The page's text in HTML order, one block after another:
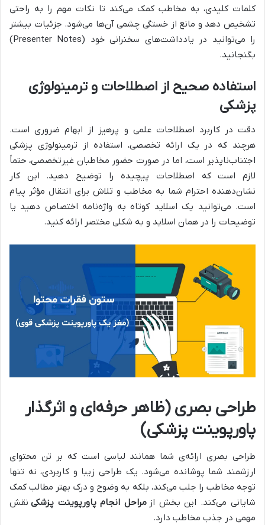
کلمات کلیدی، به مخاطب کمک می‌کند تا نکات مهم را به راحتی
تشخیص دهد و مانع از خستگی چشمی آن‌ها می‌شود. جزئیات بیشتر
را می‌توانید در یادداشت‌های سخنرانی خود (Presenter Notes)
بگنجانید.
استفاده صحیح از اصطلاحات و ترمینولوژی
پزشکی
دقت در کاربرد اصطلاحات علمی و پرهیز از ابهام ضروری است.
هرچند که در یک ارائه تخصصی، استفاده از ترمینولوژی پزشکی
اجتناب‌ناپذیر است، اما در صورت حضور مخاطبان غیرتخصصی، حتماً
لازم است که اصطلاحات پیچیده را توضیح دهید. این کار
نشان‌دهنده احترام شما به مخاطب و تلاش برای انتقال مؤثر پیام
است. می‌توانید یک اسلاید کوتاه به واژه‌نامه اختصاص دهید یا
توضیحات را در همان اسلاید و به شکلی مختصر ارائه کنید.
طراحی بصری (ظاهر حرفه‌ای و اثرگذار
پاورپوینت پزشکی)
طراحی بصری ارائه‌ی شما همانند لباسی است که بر تن محتوای
ارزشمند شما پوشانده می‌شود. یک طراحی زیبا و کاربردی، نه تنها
توجه مخاطب را جلب می‌کند، بلکه به وضوح و درک بهتر مطالب کمک
شایانی می‌کند. این بخش از مراحل انجام پاورپوینت پزشکی نقش
مهمی در جذب مخاطب دارد.